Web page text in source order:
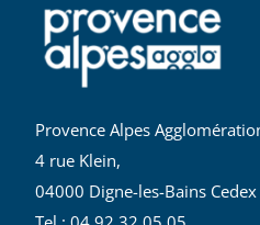
Provence Alpes
4 rue Klein,
04000 Digne-les-Bains Cedex